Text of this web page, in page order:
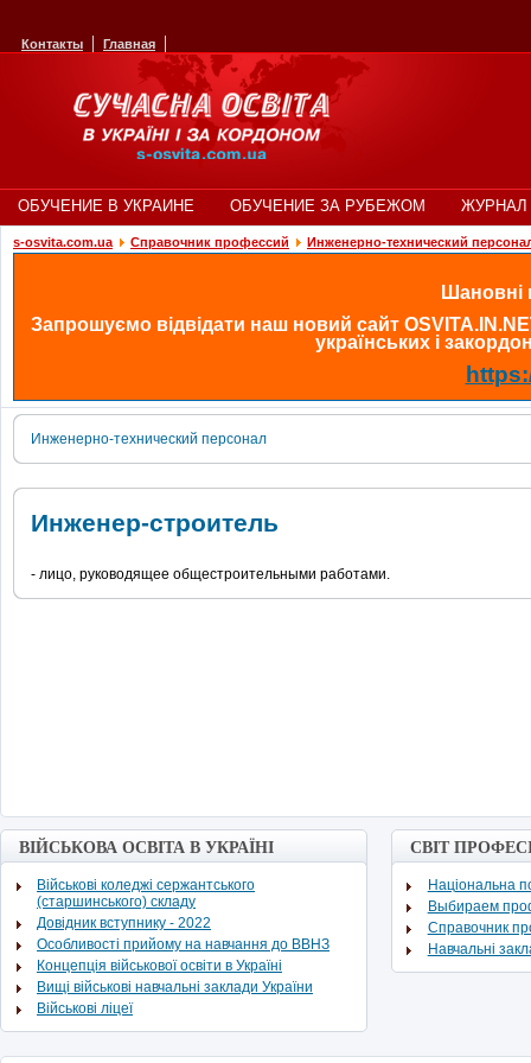
Контакты Главная
ОБУЧЕНИЕ В УКРАИНЕ ОБУЧЕНИЕ ЗА РУБЕЖОМ ЖУРНАЛ
s-osvita.com.ua Cправочник профессий Инженерно-технический
Шановні
Запрошуємо відвідати наш новий сайт
українських і
Инженерно-технический персонал
Инженер-строитель
- лицо, руководящее общестроительными работами.
ВІЙСЬКОВА ОСВІТА В УКРАЇНІ
Військові коледжі сержантського
(старшинського) складу
Довідник вступнику - 2022
Особливості прийому на навчання до ВВНЗ
Концепція військової освіти в Україні
Вищі військові навчальні заклади України
Військові ліцеї
СВІТ
Національна
Выбираем
Cправочник
Навчальні